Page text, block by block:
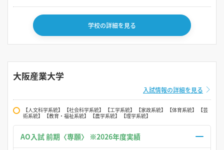
学校の詳細を見る
大阪産業大学
入試情報の詳細を見る
【人文科学系統】 【社会科学系統】 【工学系統】 【家政系統】 【体育系統】 【芸
術系統】 【教育・福祉系統】 【農学系統】 【理学系統】